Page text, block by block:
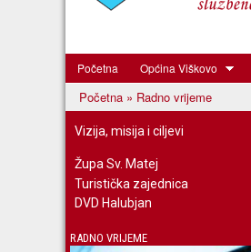
Općina
Viškovo
Početna Općina Viškovo
Vi ste ovdje
Početna » Radno vrijeme
Vizija, misija i ciljevi
Župa Sv. Matej
Turistička zajednica
DVD Halubjan
RADNO VRIJEME